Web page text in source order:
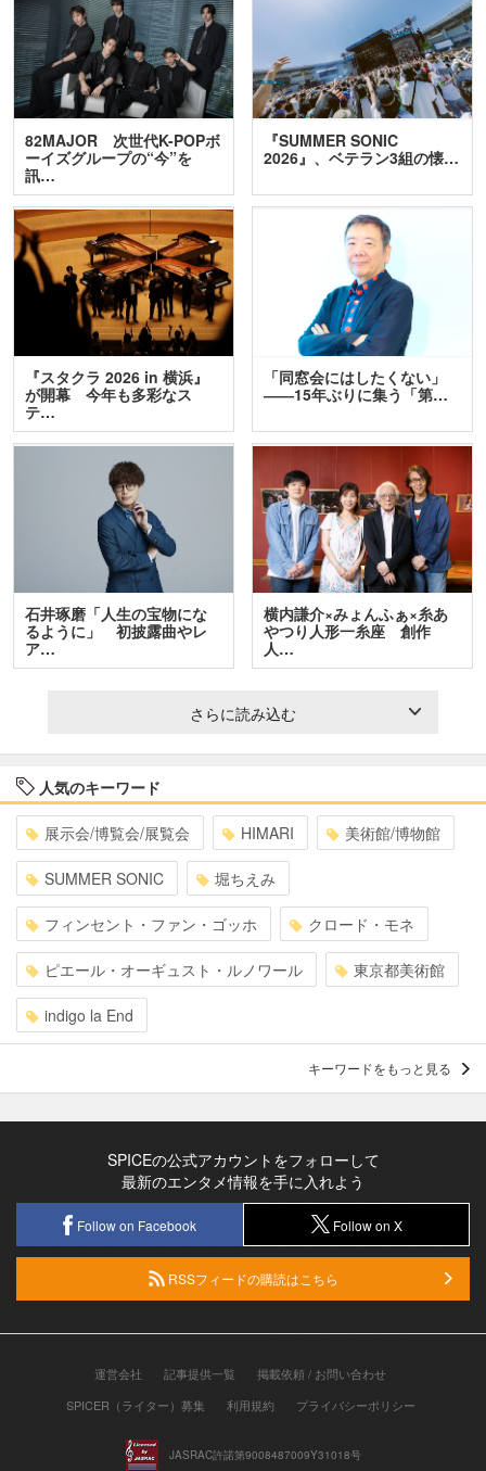
82MAJOR 次世代K-POPボ
ーイズグループの“今”を
訊…
『SUMMER SONIC
2026』、ベテラン3組の懐…
『スタクラ 2026 in 横浜』
が開幕 今年も多彩なス
テ…
「同窓会にはしたくない」
――15年ぶりに集う「第…
石井琢磨「人生の宝物にな
るように」 初披露曲やレ
ア…
横内謙介×みょんふぁ×糸あ
やつり人形一糸座 創作
人…
さらに読み込む
人気のキーワード
展示会/博覧会/展覧会 HIMARI 美術館/博物館
SUMMER SONIC 堀ちえみ
フィンセント・ファン・ゴッホ クロード・モネ
ピエール・オーギュスト・ルノワール 東京都美術館
indigo la End
キーワードをもっと見る
SPICEの公式アカウントをフォローして
最新のエンタメ情報を手に入れよう
Follow on Facebook Follow on X
RSSフィードの購読はこちら
運営会社 記事提供一覧
掲載依頼 / お問い合わせ
SPICER（ライター）募集
利用規約 プライバシーポリシー
JASRAC許諾第9008487009Y31018号